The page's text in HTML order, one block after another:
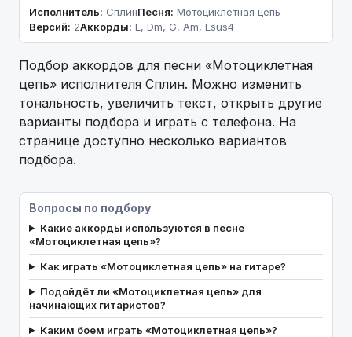
Исполнитель: СплинПесня: Мотоциклетная цепь
Версий: 2Аккорды: E, Dm, G, Am, Esus4
Подбор аккордов для песни «Мотоциклетная
цепь» исполнителя Сплин. Можно изменить
тональность, увеличить текст, открыть другие
варианты подбора и играть с телефона. На
странице доступно несколько вариантов
подбора.
Вопросы по подбору
Какие аккорды используются в песне
«Мотоциклетная цепь»?
Как играть «Мотоциклетная цепь» на гитаре?
Подойдёт ли «Мотоциклетная цепь» для
начинающих гитаристов?
Каким боем играть «Мотоциклетная цепь»?